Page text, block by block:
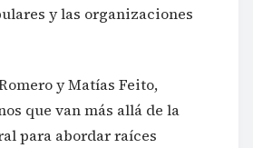
y las organizaciones
y Matías Feito,
que van más allá de la
para abordar raíces